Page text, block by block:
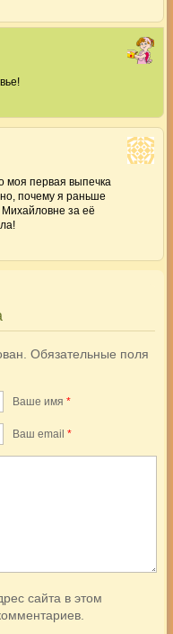
моя первая выпечка
почему я раньше
за её
Обязательные поля
Ваше имя *
Ваш еmail *
сайта в этом